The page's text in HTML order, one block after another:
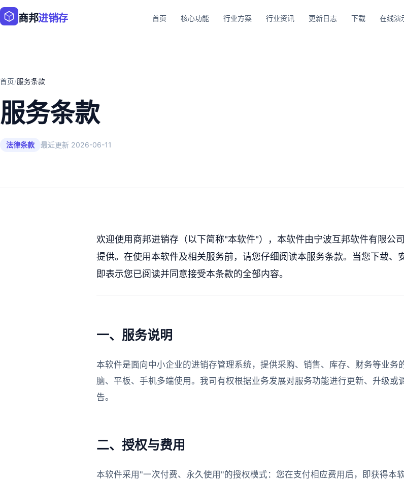
商邦进销存 首页 核心功能 行业方案 行业资讯 更新日志 下载 在线演
首页/服务条款
服务条款
法律条款 最近更新 2026-06-11
欢迎使用商邦进销存（以下简称"本软件"），本软件由宁波互邦软件有限公
提供。在使用本软件及相关服务前，请您仔细阅读本服务条款。当您下载、
即表示您已阅读并同意接受本条款的全部内容。
一、服务说明
本软件是面向中小企业的进销存管理系统，提供采购、销售、库存、财务等业务
脑、平板、手机多端使用。我司有权根据业务发展对服务功能进行更新、升级或
告。
二、授权与费用
本软件采用"一次付费、永久使用"的授权模式：您在支付相应费用后，即获得本